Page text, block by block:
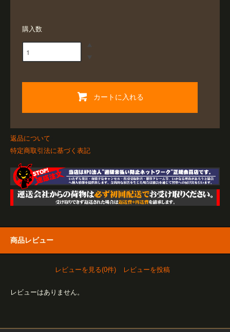
購入数
カートに入れる
返品について
特定商取引法に基づく表記
商品レビュー
レビューを見る(0件) レビューを投稿
レビューはありません。